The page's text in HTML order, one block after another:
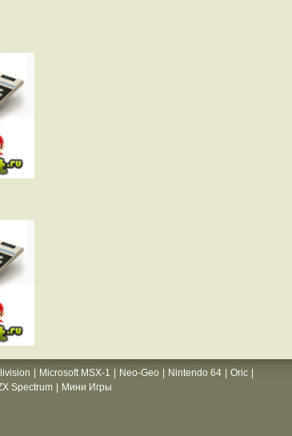
Microsoft MSX-1 Neo-Geo Nintendo 64 Oric
Spectrum
Мини Игры